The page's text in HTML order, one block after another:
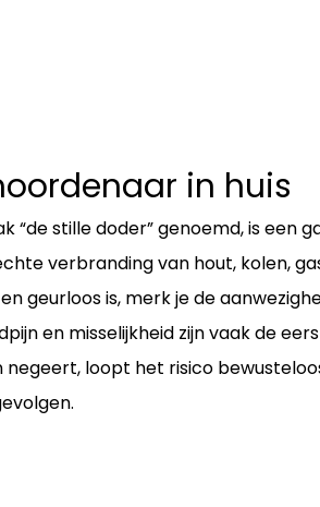
in huis
“de stille doder” genoemd, is een
verbranding van hout, kolen,
geurloos is, merk je de
en misselijkheid zijn vaak de
negeert, loopt het risico